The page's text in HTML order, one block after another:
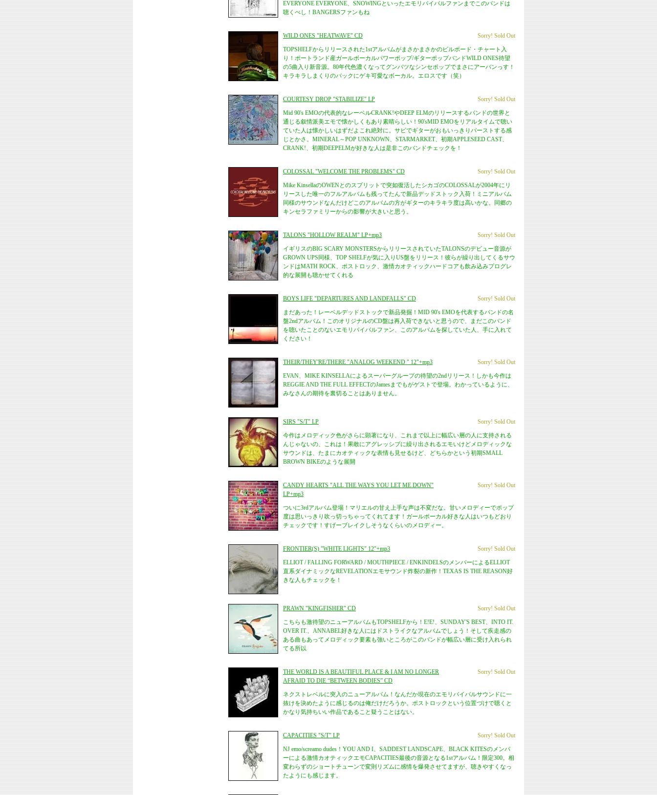
EVERYONE EVERYONE、SNOWINGといったエモリバイバルファンまでこのバンドは
聴くべし！BANGERSファンもね
Sorry! Sold Out
WILD ONES "HEATWAVE" CD
TOPSHELFからリリースされた1stアルバムがまさかまさかのビルボード・チャート入
り！ポートランド産ガールボーカルパワーポップ/ギターポップバンドWILD ONES待望
の5曲入り新音源。80年代色濃くなってグンバツなシンセポップでまさにアーバンっす！
キラキラしまくりのバックにゲキ可愛なボーカル。エロスです（笑）
Sorry! Sold Out
COURTESY DROP "STABILIZE" LP
Mid 90's EMOの代表的なレーベルCRANK!やDEEP ELMのリリースするバンドの世界と
通じる叙情派美エモで懐かしくもあり素晴らしい！90'sMID EMOをリアルタイムで聴い
ていた人は懐かしいはずだよこれ絶対に。サビでギターがおもいっきりバーストする感
じとかさ。MINERAL～POP UNKNOWN、STARMARKET、初期APPLESEED CAST、
CRANK!、初期DEEPELMが好きな人は是非このバンドチェックを！
Sorry! Sold Out
COLOSSAL "WELCOME THE PROBLEMS" CD
Mike KinsellaのOWENとのスプリットで突如復活したシカゴのCOLOSSALが2004年にリ
リースした唯一のフルアルバムも残ってたんで新品デッドストック入荷！ミニアルバム
同様のサウンドなんだけどこのアルバムの方がギターのキラキラ度は高いかな。同郷の
キンセラファミリーからの影響が大きいと思う。
Sorry! Sold Out
TALONS "HOLLOW REALM" LP+mp3
イギリスのBIG SCARY MONSTERSからリリースされていたTALONSのデビュー音源が
GROWN UPS同様、TOP SHELFが気に入りUS盤をリリース！彼らが繰り出してくるサウ
ンドはMATH ROCK、ポストロック、激情カオティックハードコアも飲み込みプログレ
的な展開も聴かせてくれる
Sorry! Sold Out
BOYS LIFE "DEPARTURES AND LANDFALLS" CD
まだあった！レーベルデッドストックで新品発掘！MID 90's EMOを代表するバンドの名
盤2ndアルバム！このオリジナルのCD盤は再入荷できないと思うので、まだこのバンド
を聴いたことのないエモリバイバルファン、このアルバムを探していた人、手に入れて
ください！
Sorry! Sold Out
THEIR/THEY'RE/THERE "ANALOG WEEKEND " 12"+mp3
EVAN、MIKE KINSELLAによるスーパーグループの待望の2ndリリース！しかも今作は
REGGIE AND THE FULL EFFECTのJamesまでもがゲストで登場。わかっているように、
みなさんの期待を裏切ることはありません。
Sorry! Sold Out
SIRS "S/T" LP
今作はメロディック色がさらに顕著になり、これまで以上に幅広い層の人に支持される
んじゃないの、これは！果敢にアグレッシブに繰り出されるエモいけどメロディックな
サウンドは、たまにカオティックな表情も見せるけど、どちらかという初期SMALL
BROWN BIKEのような展開
Sorry! Sold Out
CANDY HEARTS "ALL THE WAYS YOU LET ME DOWN"
LP+mp3
ついに3rdアルバム登場！マリエルの甘え上手な声は不変だな。甘いメロディーでポップ
度は思いっきり吹っ切っちゃってくれてます！ガールボーカル好きな人はいつもどおり
チェックです！すげーブレイクしそうなくらいのメロディー。
Sorry! Sold Out
FRONTIER(S) "WHITE LIGHTS" 12"+mp3
ELLIOT / FALLING FORWARD / MOUTHPIECE / ENKINDELSのメンバーによるELLIOT
直系ダイナミックなREVELATIONエモサウンド炸裂の新作！TEXAS IS THE REASON好
きな人もチェックを！
Sorry! Sold Out
PRAWN "KINGFISHER" CD
こちらも激待望のニューアルバムもTOPSHELFから！E!E!、SUNDAY'S BEST、INTO IT.
OVER IT.、ANNABEL好きな人にはドストライクなアルバムでしょう！そして疾走感の
ある曲もあってメロディック要素も強いところがこのバンドが幅広い層に受け入れられ
てる所以
Sorry! Sold Out
THE WORLD IS A BEAUTIFUL PLACE & I AM NO LONGER
AFRAID TO DIE “BETWEEN BODIES” CD
ネクストレベルに突入のニューアルバム！なんだか現在のエモリバイバルサウンドに一
抜けを決めたように感じるのは俺だけだろうか。ポストロックという位置づけで聴くと
かなり気持ちいい作品であること疑うことはない。
Sorry! Sold Out
CAPACITIES "S/T" LP
NJ emo/screamo dudes！YOU AND I、SADDEST LANDSCAPE、BLACK KITESのメンバ
ーによる激情カオティックエモCAPACITIES最後の音源となる1stアルバム！限定300。相
変わらずのショートチューンで変則リズムに感情を爆発させてますが、聴きやすくなっ
たようにも感じます。